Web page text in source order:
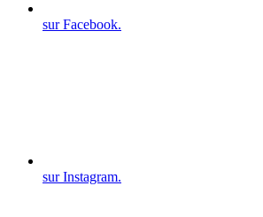
sur Facebook.
sur Instagram.